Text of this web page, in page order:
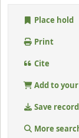
Place hold
Print
Cite
Add to
Save record
More